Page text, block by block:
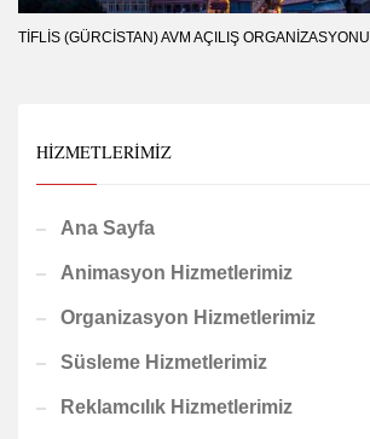
TIFLIS (GÜRCISTAN) AVM AÇILIŞ ORGANIZASYONU
HIZMETLERIMIZ
Ana Sayfa
Animasyon Hizmetlerimiz
Organizasyon Hizmetlerimiz
Süsleme Hizmetlerimiz
Reklamcılık Hizmetlerimiz